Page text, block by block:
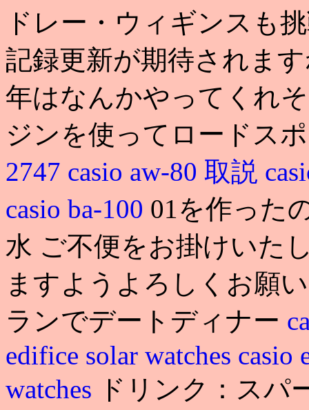
ドレー・ウィギンスも
記録更新が期待されま
年はなんかやってくれ
ジンを使ってロードス
2747 casio aw-80 取説
casio ba-100 01を作った
水 ご不便をお掛けいた
ますようよろしくお願
ランでデートディナー
edifice solar watches casio
watches ドリンク：スパ